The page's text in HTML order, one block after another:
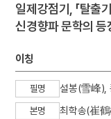
8 유관순
9
의민단
1 금성대군
2
김필례
3
마니산
일제강점기, 「탈출기
신경향파 문학의
이칭
필명 설봉(雪峰),
본명 최학송(崔